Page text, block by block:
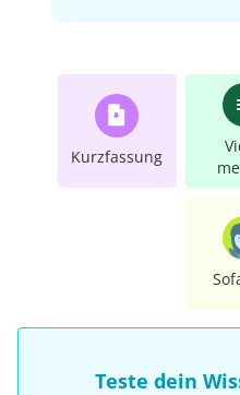
Kurzfassung
Teste dein